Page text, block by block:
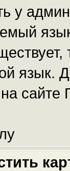
у
язык.
сайте